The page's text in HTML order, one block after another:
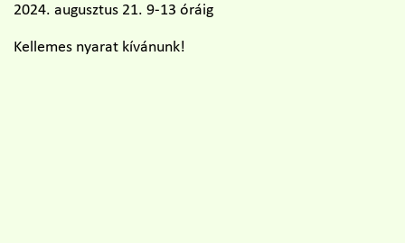
2024. augusztus 21. 9-13 óráig
Kellemes nyarat kívánunk!